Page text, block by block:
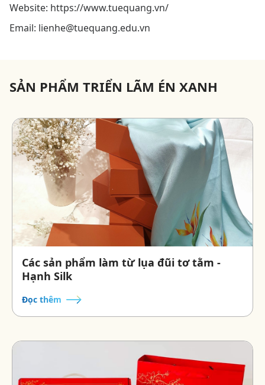
Website: https://www.tuequang.vn/
Email: lienhe@tuequang.edu.vn
SẢN PHẨM TRIỂN LÃM ÉN XANH
Các sản phẩm làm từ lụa đũi tơ tằm -
Hạnh Silk
Đọc thêm